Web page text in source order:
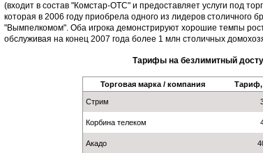
(входит в состав "Комстар-ОТС" и предоставляет услуги под
которая в 2006 году приобрела одного из лидеров
"Вымпелкомом". Оба игрока демонстрируют хорошие темпы
обслуживая на конец 2007 года более 1 млн столичных
Тарифы на безлимитный
Торговая марка / компания Тариф,
Стрим
Корбина телеком
Акадо